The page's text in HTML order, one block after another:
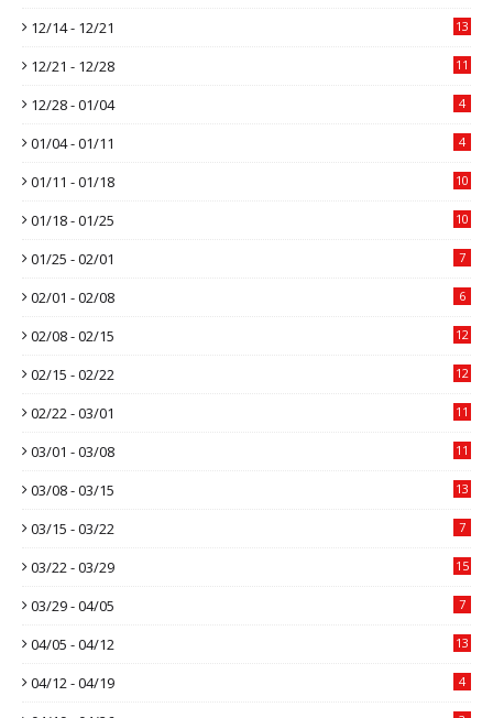
12/14 - 12/21 13
12/21 - 12/28 11
12/28 - 01/04 4
01/04 - 01/11 4
01/11 - 01/18 10
01/18 - 01/25 10
01/25 - 02/01 7
02/01 - 02/08 6
02/08 - 02/15 12
02/15 - 02/22 12
02/22 - 03/01 11
03/01 - 03/08 11
03/08 - 03/15 13
03/15 - 03/22 7
03/22 - 03/29 15
03/29 - 04/05 7
04/05 - 04/12 13
04/12 - 04/19 4